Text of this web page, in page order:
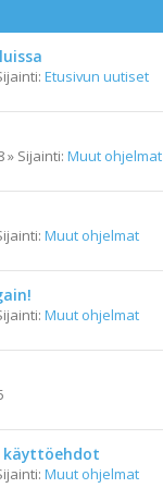
Etusivun uutiset
» Sijainti: Muut ohjelmat
Muut ohjelmat
Muut ohjelmat
käyttöehdot
Muut ohjelmat